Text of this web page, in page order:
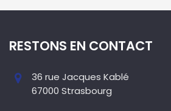
RESTONS EN CONTACT
36 rue Jacques Kablé
67000 Strasbourg